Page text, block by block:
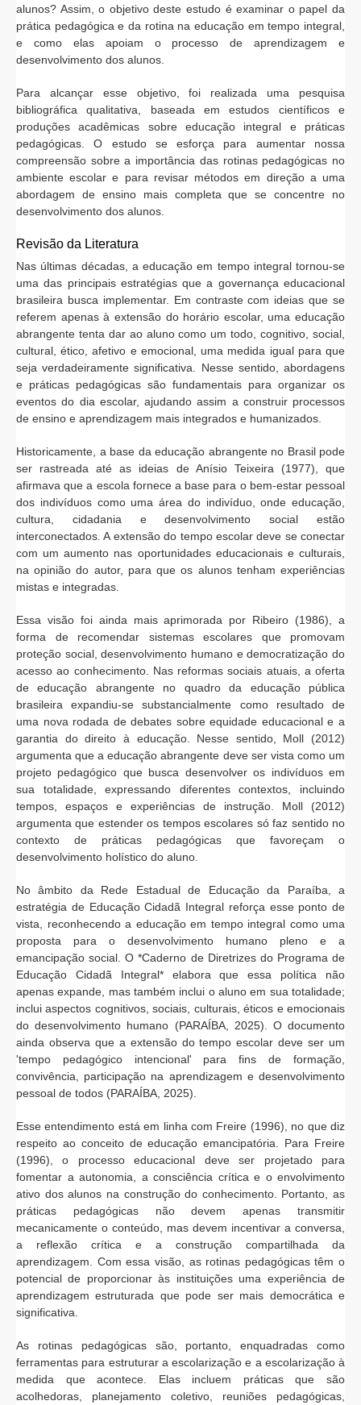
alunos? Assim, o objetivo deste estudo é examinar o papel da
prática pedagógica e da rotina na educação em tempo integral,
e como elas apoiam o processo de aprendizagem e
desenvolvimento dos alunos.
Para alcançar esse objetivo, foi realizada uma pesquisa
bibliográfica qualitativa, baseada em estudos científicos e
produções acadêmicas sobre educação integral e práticas
pedagógicas. O estudo se esforça para aumentar nossa
compreensão sobre a importância das rotinas pedagógicas no
ambiente escolar e para revisar métodos em direção a uma
abordagem de ensino mais completa que se concentre no
desenvolvimento dos alunos.
Revisão da Literatura
Nas últimas décadas, a educação em tempo integral tornou-se
uma das principais estratégias que a governança educacional
brasileira busca implementar. Em contraste com ideias que se
referem apenas à extensão do horário escolar, uma educação
abrangente tenta dar ao aluno como um todo, cognitivo, social,
cultural, ético, afetivo e emocional, uma medida igual para que
seja verdadeiramente significativa. Nesse sentido, abordagens
e práticas pedagógicas são fundamentais para organizar os
eventos do dia escolar, ajudando assim a construir processos
de ensino e aprendizagem mais integrados e humanizados.
Historicamente, a base da educação abrangente no Brasil pode
ser rastreada até as ideias de Anísio Teixeira (1977), que
afirmava que a escola fornece a base para o bem-estar pessoal
dos indivíduos como uma área do indivíduo, onde educação,
cultura, cidadania e desenvolvimento social estão
interconectados. A extensão do tempo escolar deve se conectar
com um aumento nas oportunidades educacionais e culturais,
na opinião do autor, para que os alunos tenham experiências
mistas e integradas.
Essa visão foi ainda mais aprimorada por Ribeiro (1986), a
forma de recomendar sistemas escolares que promovam
proteção social, desenvolvimento humano e democratização do
acesso ao conhecimento. Nas reformas sociais atuais, a oferta
de educação abrangente no quadro da educação pública
brasileira expandiu-se substancialmente como resultado de
uma nova rodada de debates sobre equidade educacional e a
garantia do direito à educação. Nesse sentido, Moll (2012)
argumenta que a educação abrangente deve ser vista como um
projeto pedagógico que busca desenvolver os indivíduos em
sua totalidade, expressando diferentes contextos, incluindo
tempos, espaços e experiências de instrução. Moll (2012)
argumenta que estender os tempos escolares só faz sentido no
contexto de práticas pedagógicas que favoreçam o
desenvolvimento holístico do aluno.
No âmbito da Rede Estadual de Educação da Paraíba, a
estratégia de Educação Cidadã Integral reforça esse ponto de
vista, reconhecendo a educação em tempo integral como uma
proposta para o desenvolvimento humano pleno e a
emancipação social. O *Caderno de Diretrizes do Programa de
Educação Cidadã Integral* elabora que essa política não
apenas expande, mas também inclui o aluno em sua totalidade;
inclui aspectos cognitivos, sociais, culturais, éticos e emocionais
do desenvolvimento humano (PARAÍBA, 2025). O documento
ainda observa que a extensão do tempo escolar deve ser um
'tempo pedagógico intencional' para fins de formação,
convivência, participação na aprendizagem e desenvolvimento
pessoal de todos (PARAÍBA, 2025).
Esse entendimento está em linha com Freire (1996), no que diz
respeito ao conceito de educação emancipatória. Para Freire
(1996), o processo educacional deve ser projetado para
fomentar a autonomia, a consciência crítica e o envolvimento
ativo dos alunos na construção do conhecimento. Portanto, as
práticas pedagógicas não devem apenas transmitir
mecanicamente o conteúdo, mas devem incentivar a conversa,
a reflexão crítica e a construção compartilhada da
aprendizagem. Com essa visão, as rotinas pedagógicas têm o
potencial de proporcionar às instituições uma experiência de
aprendizagem estruturada que pode ser mais democrática e
significativa.
As rotinas pedagógicas são, portanto, enquadradas como
ferramentas para estruturar a escolarização e a escolarização à
medida que acontece. Elas incluem práticas que são
acolhedoras, planejamento coletivo, reuniões pedagógicas,